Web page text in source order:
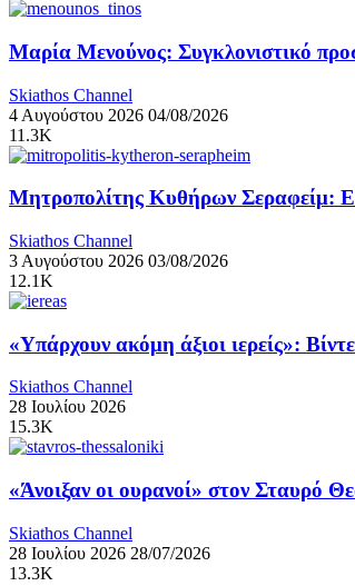
Μαρία Μενούνος: Συγκλονιστικό
Skiathos Channel
4 Αυγούστου 2026 04/08/2026
11.3K
Μητροπολίτης Κυθήρων Σεραφείμ:
Skiathos Channel
3 Αυγούστου 2026 03/08/2026
12.1K
«Υπάρχουν ακόμη άξιοι ιερείς»:
Skiathos Channel
28 Ιουλίου 2026
15.3K
«Άνοιξαν οι ουρανοί» στον Σταυρό
Skiathos Channel
28 Ιουλίου 2026 28/07/2026
13.3K